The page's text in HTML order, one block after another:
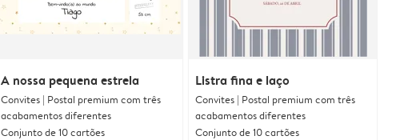
A nossa pequena estrela
Convites | Postal premium com três
acabamentos diferentes
Conjunto de 10 cartões
Listra fina e laço
Convites | Postal premium com três
acabamentos diferentes
Conjunto de 10 cartões